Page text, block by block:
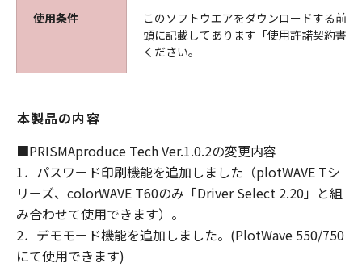
第5条（保証範囲及び責任）
甲は、本ソフトウエア製品が乙の保有する動作
甲は、本ソフトウエア製品の仕様を予告なしに
変更することがあり、本ソフトウエア製品の機
能、性能及び品質が乙の特定目的に適合するこ
とを、明示たると黙示たるとを問わず何らの保
証もなさないものとします。
甲は、甲の販売代理店および小売店が行う保証
を含めて、本契約に定める以外の全ての保証を
認めません。
使用条件
このソフトウエアをダウンロードする前
頭に記載してあります「使用許諾契約書
ください。
本製品の内容
■PRISMAproduce Tech Ver.1.0.2の変更内容
1．パスワード印刷機能を追加しました（plotWAVE Tシ
リーズ、colorWAVE T60のみ「Driver Select 2.20」と組
み合わせて使用できます）。
2．デモモード機能を追加しました。(PlotWave 550/750
にて使用できます)